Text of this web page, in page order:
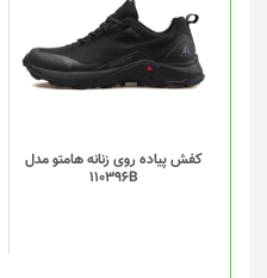
کفش پیاده روی زنانه هامتو مدل
110396B
دارای
انواع
مختلفی
گزینه
ها